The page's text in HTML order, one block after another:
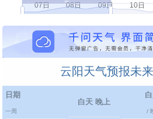
云阳天气预报未
日期
一周
白天 晚上
/